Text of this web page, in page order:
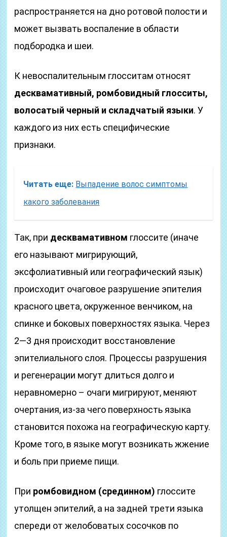
распространяется на дно ротовой полости и
может вызвать воспаление в области
подбородка и шеи.
К невоспалительным глосситам относят
десквамативный, ромбовидный глосситы,
волосатый черный и складчатый языки. У
каждого из них есть специфические
признаки.
Читать еще: Выпадение волос симптомы
какого заболевания
Так, при десквамативном глоссите (иначе
его называют мигрирующий,
эксфолиативный или географический язык)
происходит очаговое разрушение эпителия
красного цвета, окруженное венчиком, на
спинке и боковых поверхностях языка. Через
2—3 дня происходит восстановление
эпителиального слоя. Процессы разрушения
и регенерации могут длиться долго и
неравномерно – очаги мигрируют, меняют
очертания, из-за чего поверхность языка
становится похожа на географическую карту.
Кроме того, в языке могут возникать жжение
и боль при приеме пищи.
При ромбовидном (срединном) глоссите
утолщен эпителий, а на задней трети языка
спереди от желобоватых сосочков по